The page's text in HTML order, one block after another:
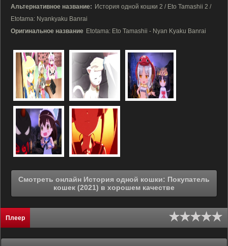
Альтернативное название: История одной кошки 2 / Eto Tamashii 2 /
Etotama: Nyankyaku Banrai
Оригинальное название Etotama: Eto Tamashii - Nyan Kyaku Banrai
Смотреть онлайн История одной кошки: Покупатель
кошек (2021) в хорошем качестве
Плеер